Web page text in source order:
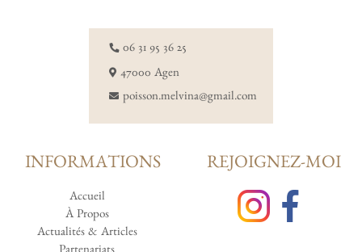
06 31 95 36 25
47000 Agen
poisson.melvina@gmail.com
INFORMATIONS
Accueil
À Propos
Actualités & Articles
REJOIGNEZ-MOI